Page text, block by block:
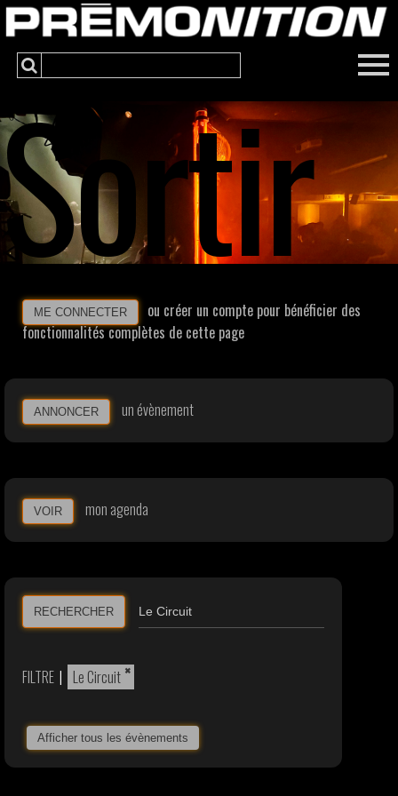
Sortir
ME CONNECTER
ou créer un compte pour bénéficier des
fonctionnalités complètes de cette page
ANNONCER un évènement
VOIR mon agenda
RECHERCHER
FILTRE | ×
Le Circuit
Afficher tous les évènements